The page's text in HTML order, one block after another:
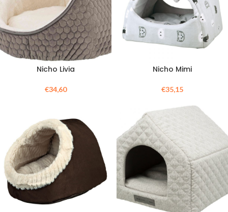
Nicho Livia
€34,60
Nicho Mimi
€35,15